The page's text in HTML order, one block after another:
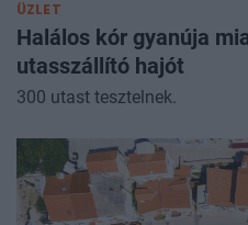
ÜZLET
Halálos kór gyanúja
utasszállító hajót
300 utast tesztelnek.